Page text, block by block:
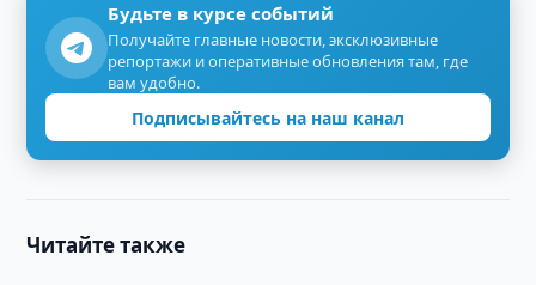
Будьте в курсе событий
Получайте главные новости, эксклюзивные
репортажи и оперативные обновления там, где
вам удобно.
Подписывайтесь на наш канал
Читайте также